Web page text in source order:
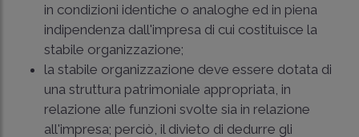
in condizioni identiche o analoghe ed in piena
indipendenza dall'impresa di cui costituisce la
stabile organizzazione;
la stabile organizzazione deve essere dotata di
una struttura patrimoniale appropriata, in
relazione alle funzioni svolte sia in relazione
all'impresa; perciò, il divieto di dedurre gli